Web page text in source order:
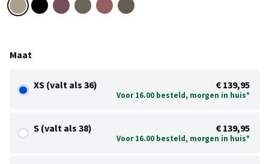
Maat
XS (valt als 36) € 139,95
Voor 16.00 besteld, morgen in huis*
S (valt als 38) € 139,95
Voor 16.00 besteld, morgen in huis*